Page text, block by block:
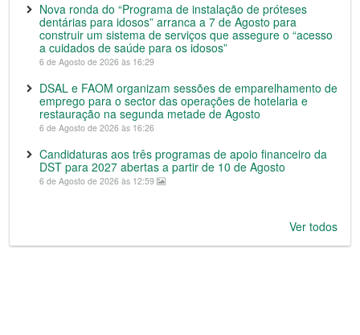
Nova ronda do “Programa de instalação de próteses
dentárias para idosos” arranca a 7 de Agosto para
construir um sistema de serviços que assegure o “acesso
a cuidados de saúde para os idosos”
6 de Agosto de 2026 às 16:29
DSAL e FAOM organizam sessões de emparelhamento de
emprego para o sector das operações de hotelaria e
restauração na segunda metade de Agosto
6 de Agosto de 2026 às 16:26
Candidaturas aos três programas de apoio financeiro da
DST para 2027 abertas a partir de 10 de Agosto
6 de Agosto de 2026 às 12:59
Ver todos